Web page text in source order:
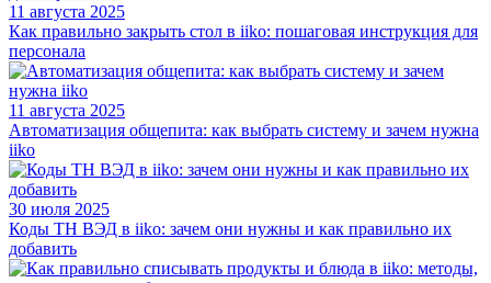
11 августа 2025
Как правильно закрыть стол в iiko: пошаговая инструкция для
персонала
11 августа 2025
Автоматизация общепита: как выбрать систему и зачем нужна
iiko
30 июля 2025
Коды ТН ВЭД в iiko: зачем они нужны и как правильно их
добавить